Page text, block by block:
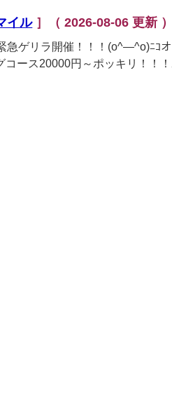
イル］ （ 2026-08-06 更新 ）
急ゲリラ開催！！！(o^―^o)ﾆｺ
ス20000円～ポッキリ！